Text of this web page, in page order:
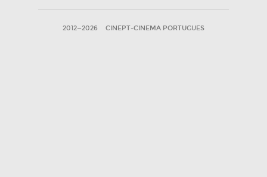
2012—2026 CINEPT-CINEMA PORTUGUES